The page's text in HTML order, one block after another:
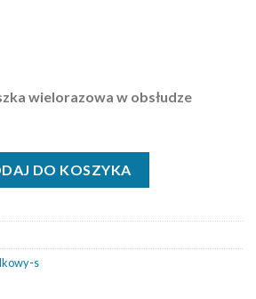
wielorazowa w obsłudze
DO KOSZYKA
s